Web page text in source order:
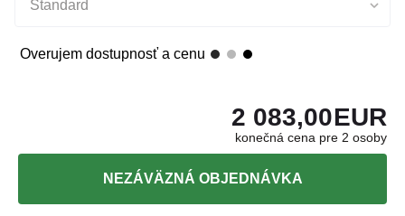
NEZÁVÄZNÁ OBJEDNÁVKA